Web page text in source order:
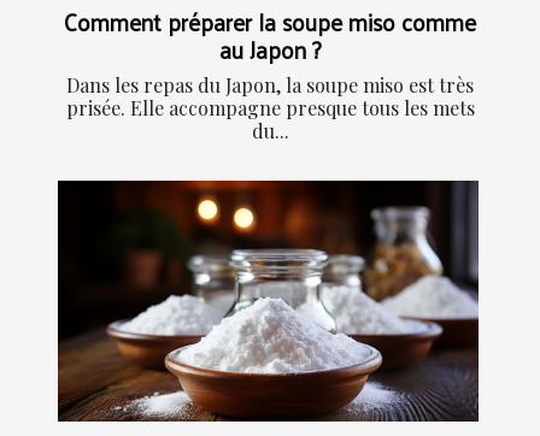
Comment préparer la soupe miso comme
au Japon ?
Dans les repas du Japon, la soupe miso est très
prisée. Elle accompagne presque tous les mets
du...